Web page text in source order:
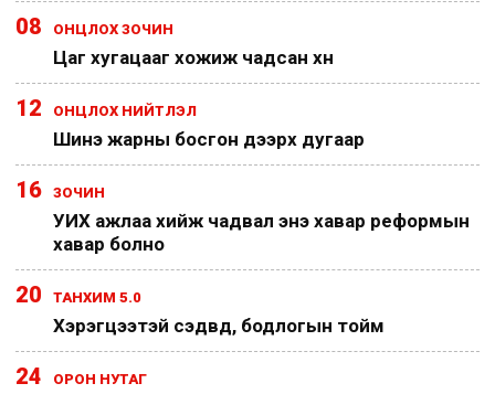
08 ОНЦЛОХ ЗОЧИН
Цаг хугацааг хожиж чадсан хүн
12 ОНЦЛОХ НИЙТЛЭЛ
Шинэ жарны босгон дээрх дугаар
16 ЗОЧИН
УИХ ажлаа хийж чадвал энэ хавар реформын
хавар болно
20 ТАНХИМ 5.0
Хэрэгцээтэй сэдвүүд, бодлогын тойм
24 ОРОН НУТАГ